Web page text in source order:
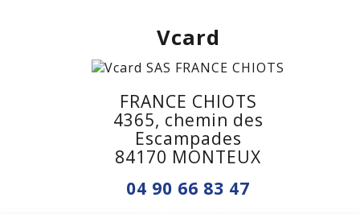
Vcard
FRANCE CHIOTS
4365, chemin des
Escampades
84170 MONTEUX
04 90 66 83 47